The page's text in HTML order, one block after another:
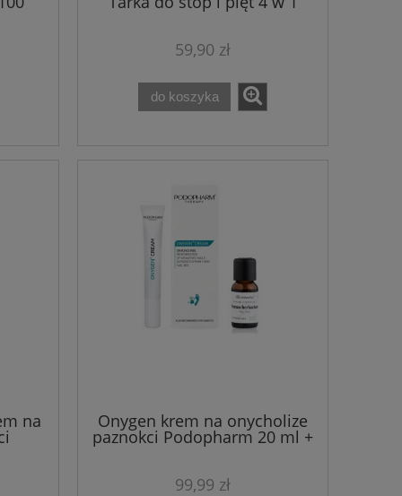
Premium+
59,90 zł
do koszyka
na Onygen krem na onycholize
paznokci Podopharm 20 ml +
olejek z drzewa herbacianego
99,99 zł